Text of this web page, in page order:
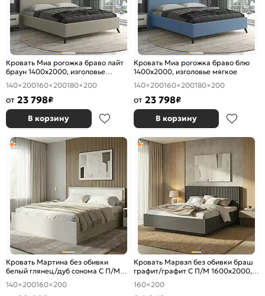
Кровать Миа рогожка браво лайт
браун 1400x2000, изголовье
мягкое
140×200160×200180×200
от 23 798₽
В корзину
Кровать Миа рогожка браво блю
1400x2000, изголовье мягкое
140×200160×200180×200
от 23 798₽
В корзину
Кровать Мартина без обивки
белый глянец/дуб сонома С П/М
1400x2000, ортопедическое
основание, изголовье жесткое
140×200160×200
Кровать Марвэл без обивки браш
графит/графит С П/М 1600x2000,
ортопедическое основание,
изголовье жесткое
160×200